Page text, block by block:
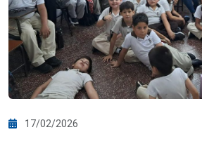
17/02/2026